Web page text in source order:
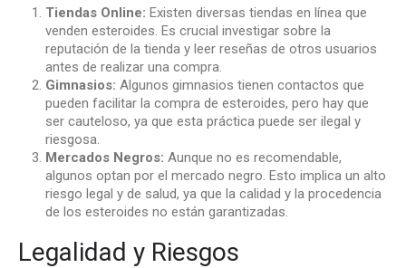
Tiendas Online: Existen diversas tiendas en línea que
venden esteroides. Es crucial investigar sobre la
reputación de la tienda y leer reseñas de otros usuarios
antes de realizar una compra.
Gimnasios: Algunos gimnasios tienen contactos que
pueden facilitar la compra de esteroides, pero hay que
ser cauteloso, ya que esta práctica puede ser ilegal y
riesgosa.
Mercados Negros: Aunque no es recomendable,
algunos optan por el mercado negro. Esto implica un alto
riesgo legal y de salud, ya que la calidad y la procedencia
de los esteroides no están garantizadas.
Legalidad y Riesgos